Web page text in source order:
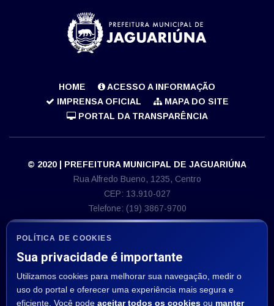
POLÍTICA DE COOKIES
Sua privacidade é importante
Utilizamos cookies para melhorar sua navegação, medir o
uso do portal e oferecer uma experiência mais segura e
eficiente. Você pode aceitar todos os cookies ou manter
HOME
ACESSO A INFORMAÇÃO
IMPRENSA OFICIAL
MAPA DO SITE
PORTAL DA TRANSPARÊNCIA
© 2020 | PREFEITURA MUNICIPAL DE JAGUARIÚNA
Rua Alfredo Bueno, 1235, Centro
CEP: 13.910-027
Telefone: (19) 3867-9700
E-mail: imprensa@jaguariuna.sp.gov.br
CNPJ 46.410.866/0001-71
ASSESSORIA DE IMPRENSA
Departamento de Comunicação:
E-mail: imprensa@jaguariuna.sp.gov.br